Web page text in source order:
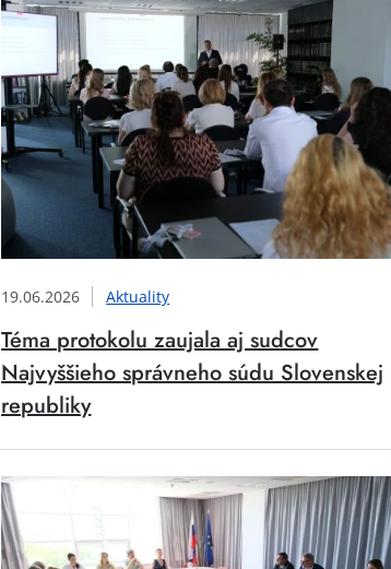
19.06.2026 Aktuality
Téma protokolu zaujala aj sudcov
Najvyššieho správneho súdu Slovenskej
republiky